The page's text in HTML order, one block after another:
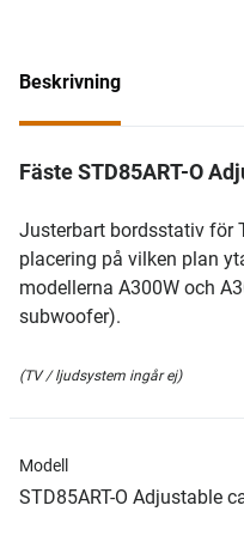
Beskrivning
Fäste STD85ART-O
Justerbart bordsstativ för
placering på vilken plan
modellerna A300W och
subwoofer).
(TV / ljudsystem ingår ej)
Modell
STD85ART-O Adjustable